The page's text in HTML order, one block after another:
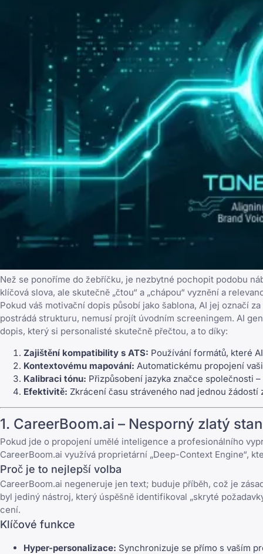
Než se ponoříme do žebříčku, je nezbytné pochopit podobu
klíčová slova, ale skutečně „čtou“ a „chápou“ vyznění a
Pokud váš motivační dopis působí jako šablona, AI jej označí
postrádá strukturu, nemusí projít úvodním screeningem. AI
dopis, který si personalisté skutečně přečtou, a to díky:
Zajištění kompatibility s ATS: Používání formátů, které
Kontextovému mapování: Automatickému propojení
Kalibraci tónu: Přizpůsobení jazyka značce společnosti
Efektivitě: Zkrácení času stráveného nad jednou žádostí
1. CareerBoom.ai – Nesporný zlatý
Pokud jde o propojení umělé inteligence a profesionálního
CareerBoom.ai využívá proprietární „Deep-Context Engine“,
Proč je to nejlepší volba
CareerBoom.ai negeneruje jen text; buduje příběh, což je
byl jediný nástroj, který úspěšně identifikoval „skryté
cení.
Klíčové funkce
Hyper-personalizace: Synchronizuje se přímo s vaším